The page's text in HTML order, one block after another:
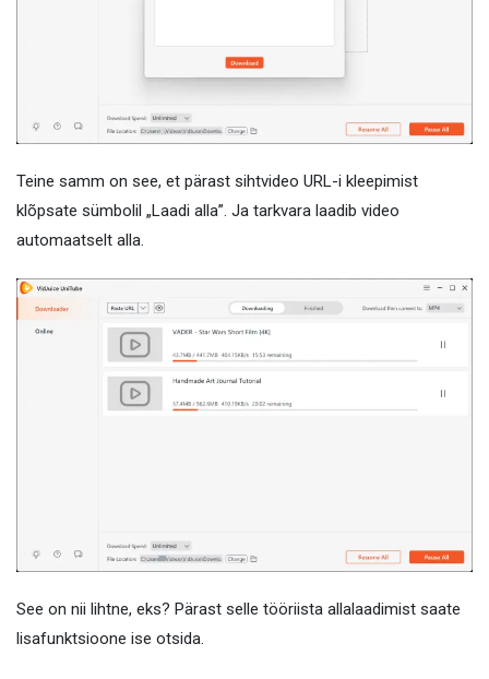
Teine samm on see, et pärast sihtvideo URL-i kleepimist
klõpsate sümbolil „Laadi alla”. Ja tarkvara laadib video
automaatselt alla.
See on nii lihtne, eks? Pärast selle tööriista allalaadimist saate
lisafunktsioone ise otsida.